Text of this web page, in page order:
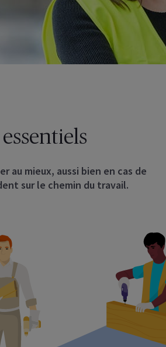
au mieux, aussi bien en cas de
sur le chemin du travail.